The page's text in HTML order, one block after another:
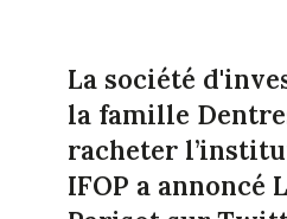
La société
la famille
racheter
IFOP a annoncé